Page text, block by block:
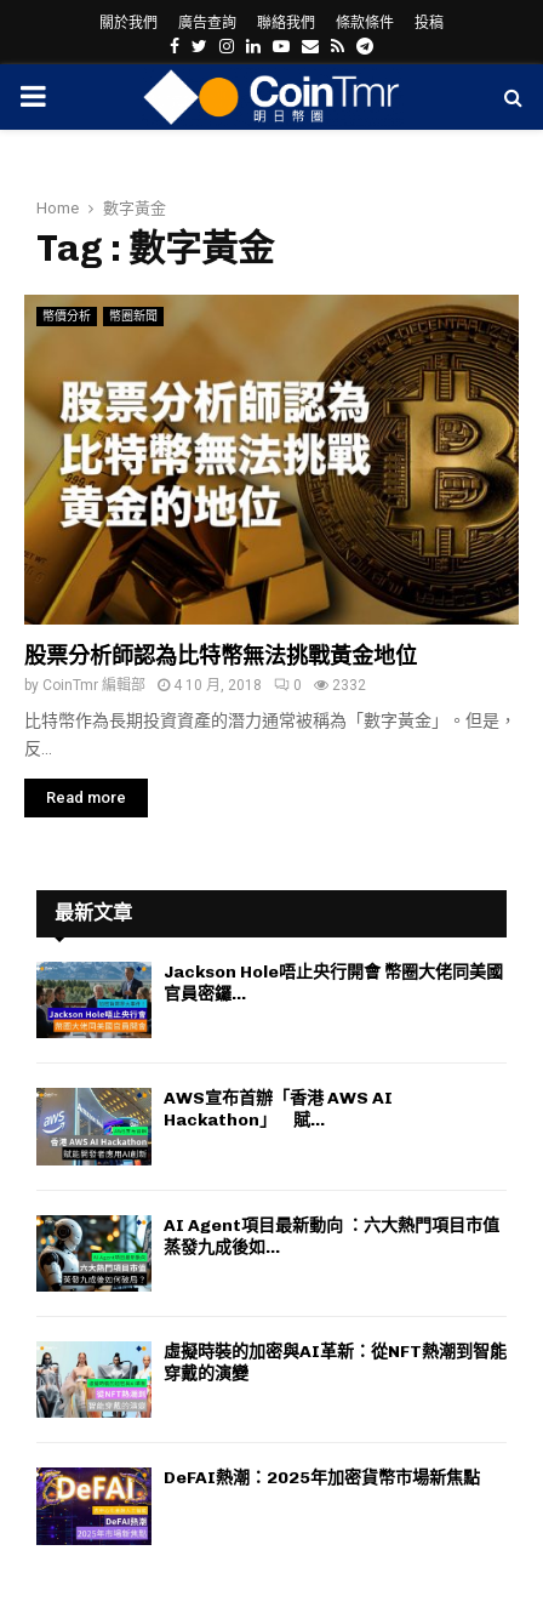
關於我們 廣告查詢 聯絡我們 條款條件 投稿
Facebook
Twitter
Instagram
LinkedinYoutube
Email
RssTelegram
PRIMARY
Home 數字黃金
Tag : 數字黃金
幣價分析 幣圈新聞
股票分析師認為比特幣無法挑戰黃金地位
by CoinTmr 編輯部 4 10 月, 2018 0 2332
比特幣作為長期投資資產的潛力通常被稱為「數字黃金」。但是，
反...
Read more
最新文章
Jackson Hole唔止央行開會 幣圈大佬同美國
官員密鑼...
AWS宣布首辦「香港 AWS AI
Hackathon」 賦...
AI Agent項目最新動向 ：六大熱門項目市值
蒸發九成後如...
虛擬時裝的加密與AI革新：從NFT熱潮到智能
穿戴的演變
DeFAI熱潮：2025年加密貨幣市場新焦點